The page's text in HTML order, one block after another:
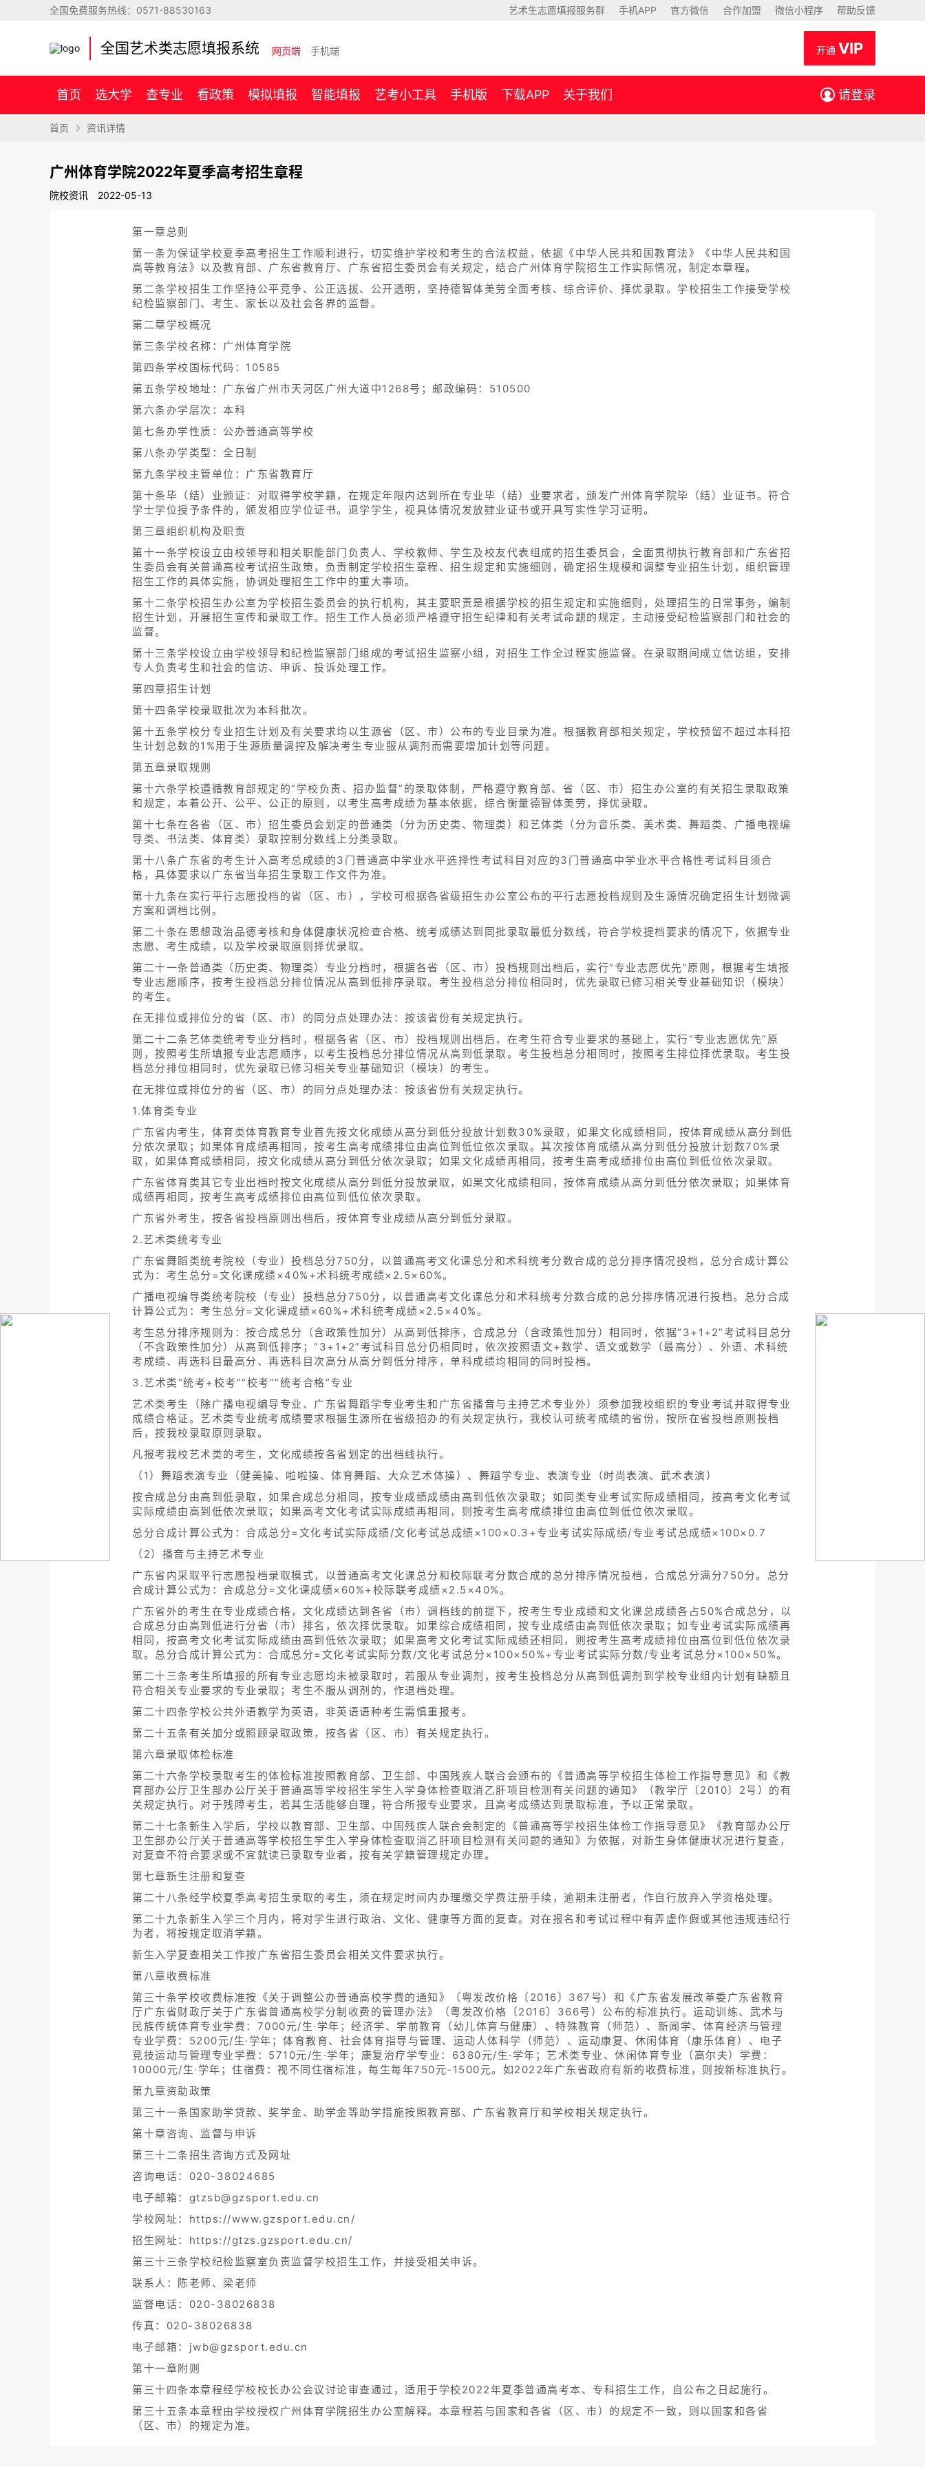
全国免费服务热线： 0571-88530163 艺术生志愿填报服务群 手机APP 官方微信 合作加盟 微信小程序 帮助反馈
全国艺术类志愿填报系统 网页端 手机端 开通 VIP
首页 选大学 查专业 看政策 模拟填报 智能填报 艺考小工具 手机版 下载APP 关于我们 请登录
首页 资讯详情
广州体育学院2022年夏季高考招生章程
院校资讯 2022-05-13
第一章总则
第一条为保证学校夏季高考招生工作顺利进行，切实维护学校和考生的合法权益，依据《中华人民共和国教育法》《中华人民共和国
高等教育法》以及教育部、广东省教育厅、广东省招生委员会有关规定，结合广州体育学院招生工作实际情况，制定本章程。
第二条学校招生工作坚持公平竞争、公正选拔、公开透明，坚持德智体美劳全面考核、综合评价、择优录取。学校招生工作接受学校
纪检监察部门、考生、家长以及社会各界的监督。
第二章学校概况
第三条学校名称：广州体育学院
第四条学校国标代码：10585
第五条学校地址：广东省广州市天河区广州大道中1268号；邮政编码：510500
第六条办学层次：本科
第七条办学性质：公办普通高等学校
第八条办学类型：全日制
第九条学校主管单位：广东省教育厅
第十条毕（结）业颁证：对取得学校学籍，在规定年限内达到所在专业毕（结）业要求者，颁发广州体育学院毕（结）业证书。符合
学士学位授予条件的，颁发相应学位证书。退学学生，视具体情况发放肄业证书或开具写实性学习证明。
第三章组织机构及职责
第十一条学校设立由校领导和相关职能部门负责人、学校教师、学生及校友代表组成的招生委员会，全面贯彻执行教育部和广东省招
生委员会有关普通高校考试招生政策，负责制定学校招生章程、招生规定和实施细则，确定招生规模和调整专业招生计划，组织管理
招生工作的具体实施，协调处理招生工作中的重大事项。
第十二条学校招生办公室为学校招生委员会的执行机构，其主要职责是根据学校的招生规定和实施细则，处理招生的日常事务，编制
招生计划，开展招生宣传和录取工作。招生工作人员必须严格遵守招生纪律和有关考试命题的规定，主动接受纪检监察部门和社会的
监督。
第十三条学校设立由学校领导和纪检监察部门组成的考试招生监察小组，对招生工作全过程实施监督。在录取期间成立信访组，安排
专人负责考生和社会的信访、申诉、投诉处理工作。
第四章招生计划
第十四条学校录取批次为本科批次。
第十五条学校分专业招生计划及有关要求均以生源省（区、市）公布的专业目录为准。根据教育部相关规定，学校预留不超过本科招
生计划总数的1%用于生源质量调控及解决考生专业服从调剂而需要增加计划等问题。
第五章录取规则
第十六条学校遵循教育部规定的“学校负责、招办监督”的录取体制，严格遵守教育部、省（区、市）招生办公室的有关招生录取政策
和规定，本着公开、公平、公正的原则，以考生高考成绩为基本依据，综合衡量德智体美劳，择优录取。
第十七条在各省（区、市）招生委员会划定的普通类（分为历史类、物理类）和艺体类（分为音乐类、美术类、舞蹈类、广播电视编
导类、书法类、体育类）录取控制分数线上分类录取。
第十八条广东省的考生计入高考总成绩的3门普通高中学业水平选择性考试科目对应的3门普通高中学业水平合格性考试科目须合
格，具体要求以广东省当年招生录取工作文件为准。
第十九条在实行平行志愿投档的省（区、市），学校可根据各省级招生办公室公布的平行志愿投档规则及生源情况确定招生计划微调
方案和调档比例。
第二十条在思想政治品德考核和身体健康状况检查合格、统考成绩达到同批录取最低分数线，符合学校提档要求的情况下，依据专业
志愿、考生成绩，以及学校录取原则择优录取。
第二十一条普通类（历史类、物理类）专业分档时，根据各省（区、市）投档规则出档后，实行“专业志愿优先”原则，根据考生填报
专业志愿顺序，按考生投档总分排位情况从高到低排序录取。考生投档总分排位相同时，优先录取已修习相关专业基础知识（模块）
的考生。
在无排位或排位分的省（区、市）的同分点处理办法：按该省份有关规定执行。
第二十二条艺体类统考专业分档时，根据各省（区、市）投档规则出档后，在考生符合专业要求的基础上，实行“专业志愿优先”原
则，按照考生所填报专业志愿顺序，以考生投档总分排位情况从高到低录取。考生投档总分相同时，按照考生排位择优录取。考生投
档总分排位相同时，优先录取已修习相关专业基础知识（模块）的考生。
在无排位或排位分的省（区、市）的同分点处理办法：按该省份有关规定执行。
1.体育类专业
广东省内考生，体育类体育教育专业首先按文化成绩从高分到低分投放计划数30%录取，如果文化成绩相同，按体育成绩从高分到低
分依次录取；如果体育成绩再相同，按考生高考成绩排位由高位到低位依次录取。其次按体育成绩从高分到低分投放计划数70%录
取，如果体育成绩相同，按文化成绩从高分到低分依次录取；如果文化成绩再相同，按考生高考成绩排位由高位到低位依次录取。
广东省体育类其它专业出档时按文化成绩从高分到低分投放录取，如果文化成绩相同，按体育成绩从高分到低分依次录取；如果体育
成绩再相同，按考生高考成绩排位由高位到低位依次录取。
广东省外考生，按各省投档原则出档后，按体育专业成绩从高分到低分录取。
2.艺术类统考专业
广东省舞蹈类统考院校（专业）投档总分750分，以普通高考文化课总分和术科统考分数合成的总分排序情况投档，总分合成计算公
式为：考生总分=文化课成绩×40%+术科统考成绩×2.5×60%。
广播电视编导类统考院校（专业）投档总分750分，以普通高考文化课总分和术科统考分数合成的总分排序情况进行投档。总分合成
计算公式为：考生总分=文化课成绩×60%+术科统考成绩×2.5×40%。
考生总分排序规则为：按合成总分（含政策性加分）从高到低排序，合成总分（含政策性加分）相同时，依据“3+1+2”考试科目总分
（不含政策性加分）从高到低排序；“3+1+2”考试科目总分仍相同时，依次按照语文+数学、语文或数学（最高分）、外语、术科统
考成绩、再选科目最高分、再选科目次高分从高分到低分排序，单科成绩均相同的同时投档。
3.艺术类“统考+校考”“校考”“统考合格”专业
艺术类考生（除广播电视编导专业、广东省舞蹈学专业考生和广东省播音与主持艺术专业外）须参加我校组织的专业考试并取得专业
成绩合格证。艺术类专业统考成绩要求根据生源所在省级招办的有关规定执行，我校认可统考成绩的省份，按所在省投档原则投档
后，按我校录取原则录取。
凡报考我校艺术类的考生，文化成绩按各省划定的出档线执行。
（1）舞蹈表演专业（健美操、啦啦操、体育舞蹈、大众艺术体操）、舞蹈学专业、表演专业（时尚表演、武术表演）
按合成总分由高到低录取，如果合成总分相同，按专业成绩成绩由高到低依次录取；如同类专业考试实际成绩相同，按高考文化考试
实际成绩由高到低依次录取；如果高考文化考试实际成绩再相同，则按考生高考成绩排位由高位到低位依次录取。
总分合成计算公式为：合成总分=文化考试实际成绩/文化考试总成绩×100×0.3+专业考试实际成绩/专业考试总成绩×100×0.7
（2）播音与主持艺术专业
广东省内采取平行志愿投档录取模式，以普通高考文化课总分和校际联考分数合成的总分排序情况投档，合成总分满分750分。总分
合成计算公式为：合成总分=文化课成绩×60%+校际联考成绩×2.5×40%。
广东省外的考生在专业成绩合格，文化成绩达到各省（市）调档线的前提下，按考生专业成绩和文化课总成绩各占50%合成总分，以
合成总分由高到低进行分省（市）排名，依次择优录取。如果综合成绩相同，按专业成绩由高到低依次录取；如专业考试实际成绩再
相同，按高考文化考试实际成绩由高到低依次录取；如果高考文化考试实际成绩还相同，则按考生高考成绩排位由高位到低位依次录
取。总分合成计算公式为：合成总分=文化考试实际分数/文化考试总分×100×50%+专业考试实际分数/专业考试总分×100×50%。
第二十三条考生所填报的所有专业志愿均未被录取时，若服从专业调剂，按考生投档总分从高到低调剂到学校专业组内计划有缺额且
符合相关专业要求的专业录取；考生不服从调剂的，作退档处理。
第二十四条学校公共外语教学为英语，非英语语种考生需慎重报考。
第二十五条有关加分或照顾录取政策，按各省（区、市）有关规定执行。
第六章录取体检标准
第二十六条学校录取考生的体检标准按照教育部、卫生部、中国残疾人联合会颁布的《普通高等学校招生体检工作指导意见》和《教
育部办公厅卫生部办公厅关于普通高等学校招生学生入学身体检查取消乙肝项目检测有关问题的通知》（教学厅〔2010〕2号）的有
关规定执行。对于残障考生，若其生活能够自理，符合所报专业要求，且高考成绩达到录取标准，予以正常录取。
第二十七条新生入学后，学校以教育部、卫生部、中国残疾人联合会制定的《普通高等学校招生体检工作指导意见》《教育部办公厅
卫生部办公厅关于普通高等学校招生学生入学身体检查取消乙肝项目检测有关问题的通知》为依据，对新生身体健康状况进行复查，
对复查不符合要求或不宜就读已录取专业者，按有关学籍管理规定办理。
第七章新生注册和复查
第二十八条经学校夏季高考招生录取的考生，须在规定时间内办理缴交学费注册手续，逾期未注册者，作自行放弃入学资格处理。
第二十九条新生入学三个月内，将对学生进行政治、文化、健康等方面的复查。对在报名和考试过程中有弄虚作假或其他违规违纪行
为者，将按规定取消学籍。
新生入学复查相关工作按广东省招生委员会相关文件要求执行。
第八章收费标准
第三十条学校收费标准按《关于调整公办普通高校学费的通知》（粤发改价格〔2016〕367号）和《广东省发展改革委广东省教育
厅广东省财政厅关于广东省普通高校学分制收费的管理办法》（粤发改价格〔2016〕366号）公布的标准执行。运动训练、武术与
民族传统体育专业学费：7000元/生·学年；经济学、学前教育（幼儿体育与健康）、特殊教育（师范）、新闻学、体育经济与管理
专业学费：5200元/生·学年；体育教育、社会体育指导与管理、运动人体科学（师范）、运动康复、休闲体育（康乐体育）、电子
竞技运动与管理专业学费：5710元/生·学年；康复治疗学专业：6380元/生·学年；艺术类专业、休闲体育专业（高尔夫）学费：
10000元/生·学年；住宿费：视不同住宿标准，每生每年750元-1500元。如2022年广东省政府有新的收费标准，则按新标准执行。
第九章资助政策
第三十一条国家助学贷款、奖学金、助学金等助学措施按照教育部、广东省教育厅和学校相关规定执行。
第十章咨询、监督与申诉
第三十二条招生咨询方式及网址
咨询电话：020-38024685
电子邮箱：gtzsb@gzsport.edu.cn
学校网址：https://www.gzsport.edu.cn/
招生网址：https://gtzs.gzsport.edu.cn/
第三十三条学校纪检监察室负责监督学校招生工作，并接受相关申诉。
联系人：陈老师、梁老师
监督电话：020-38026838
传真：020-38026838
电子邮箱：jwb@gzsport.edu.cn
第十一章附则
第三十四条本章程经学校校长办公会议讨论审查通过，适用于学校2022年夏季普通高考本、专科招生工作，自公布之日起施行。
第三十五条本章程由学校授权广州体育学院招生办公室解释。本章程若与国家和各省（区、市）的规定不一致，则以国家和各省
（区、市）的规定为准。